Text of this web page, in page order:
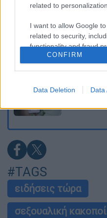
related to
I want to allow Google
related to security,
functionality and fraud
user protection.
CONFIRM
Data Deletion Data
Κλέαρχος
περιοχές
«Το
κάτω από
Θες να
εντολές
#TAGS
ειδήσεις τώρα
σεξουαλική